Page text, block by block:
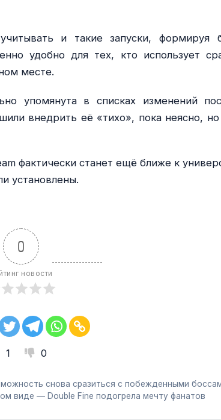
и такие запуски, формируя
удобно для тех, кто использует
месте.
упомянута в списках изменений
внедрить её «тихо», пока неясно, но
фактически станет ещё ближе к
установлены.
0
новости
1 0
снова сразиться с побежденными
виде — Double Fine подогрела мечту фанатов